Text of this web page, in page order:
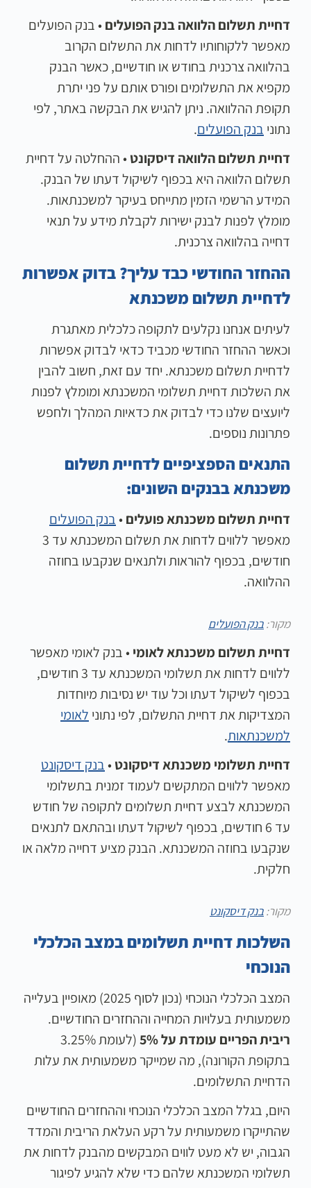
דחיית תשלום הלוואה בנק הפועלים• בנק הפועלים
מאפשר ללקוחותיו לדחות את התשלום הקרוב
בהלוואה צרכנית בחודש או חודשיים, כאשר הבנק
מקפיא את התשלומים ופורס אותם על פני יתרת
תקופת ההלוואה. ניתן להגיש את הבקשה באתר, לפי
נתוני בנק הפועלים.
דחיית תשלום הלוואה דיסקונט• ההחלטה על דחיית
תשלום הלוואה היא בכפוף לשיקול דעתו של הבנק.
המידע הרשמי הזמין מתייחס בעיקר למשכנתאות.
מומלץ לפנות לבנק ישירות לקבלת מידע על תנאי
דחייה בהלוואה צרכנית.
ההחזר החודשי כבד עליך? בדוק אפשרות
לדחיית תשלום משכנתא
לעיתים אנחנו נקלעים לתקופה כלכלית מאתגרת
וכאשר ההחזר החודשי מכביד כדאי לבדוק אפשרות
לדחיית תשלום משכנתא. יחד עם זאת, חשוב להבין
את השלכות דחיית תשלומי המשכנתא ומומלץ לפנות
ליועצים שלנו כדי לבדוק את כדאיות המהלך ולחפש
פתרונות נוספים.
התנאים הספציפיים לדחיית תשלום
משכנתא בבנקים השונים:
דחיית תשלום משכנתא פועלים•בנק הפועלים
מאפשר ללווים לדחות את תשלום המשכנתא עד 3
חודשים, בכפוף להוראות ולתנאים שנקבעו בחוזה
ההלוואה.
מקור:בנק הפועלים
דחיית תשלום משכנתא לאומי• בנק לאומי מאפשר
ללווים לדחות את תשלומי המשכנתא עד 3 חודשים,
בכפוף לשיקול דעתו וכל עוד יש נסיבות מיוחדות
המצדיקות את דחיית התשלום, לפי נתוני לאומי
למשכנתאות.
דחיית תשלומי משכנתא דיסקונט•בנק דיסקונט
מאפשר ללווים המתקשים לעמוד זמנית בתשלומי
המשכנתא לבצע דחיית תשלומים לתקופה של חודש
עד 6 חודשים, בכפוף לשיקול דעתו ובהתאם לתנאים
שנקבעו בחוזה המשכנתא. הבנק מציע דחייה מלאה או
חלקית.
מקור:בנק דיסקונט
השלכות דחיית תשלומים במצב הכלכלי
הנוכחי
המצב הכלכלי הנוכחי (נכון לסוף 2025) מאופיין בעלייה
משמעותית בעלויות המחייה וההחזרים החודשיים.
ריבית הפריים עומדת על 5%
(לעומת 3.25%
בתקופת הקורונה), מה שמייקר משמעותית את עלות
הדחיית התשלומים.
היום, בגלל המצב הכלכלי הנוכחי וההחזרים החודשיים
שהתייקרו משמעותית על רקע העלאת הריבית והמדד
הגבוה, יש לא מעט לווים המבקשים מהבנק לדחות את
תשלומי המשכנתא שלהם כדי שלא להגיע לפיגור